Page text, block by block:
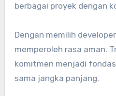
berbagai proyek dengan
Dengan memilih
memperoleh rasa aman.
komitmen menjadi
sama jangka panjang.